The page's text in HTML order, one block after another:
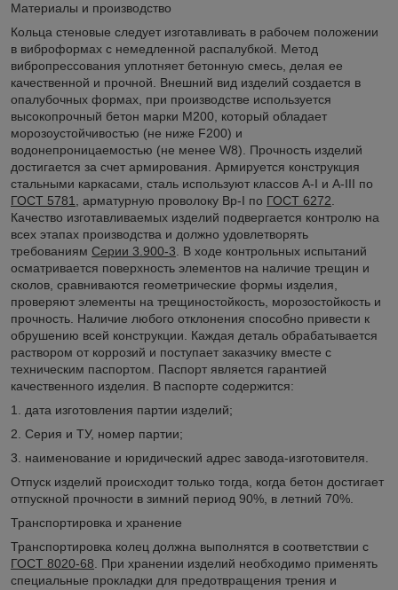
Материалы и производство
Кольца стеновые следует изготавливать в рабочем положении
в виброформах с немедленной распалубкой. Метод
вибропрессования уплотняет бетонную смесь, делая ее
качественной и прочной. Внешний вид изделий создается в
опалубочных формах, при производстве используется
высокопрочный бетон марки М200, который обладает
морозоустойчивостью (не ниже F200) и
водонепроницаемостью (не менее W8). Прочность изделий
достигается за счет армирования. Армируется конструкция
стальными каркасами, сталь используют классов A-I и A-III по
ГОСТ 5781, арматурную проволоку Bp-I по ГОСТ 6272.
Качество изготавливаемых изделий подвергается контролю на
всех этапах производства и должно удовлетворять
требованиям Серии 3.900-3. В ходе контрольных испытаний
осматривается поверхность элементов на наличие трещин и
сколов, сравниваются геометрические формы изделия,
проверяют элементы на трещиностойкость, морозостойкость и
прочность. Наличие любого отклонения способно привести к
обрушению всей конструкции. Каждая деталь обрабатывается
раствором от коррозий и поступает заказчику вместе с
техническим паспортом. Паспорт является гарантией
качественного изделия. В паспорте содержится:
1. дата изготовления партии изделий;
2. Серия и ТУ, номер партии;
3. наименование и юридический адрес завода-изготовителя.
Отпуск изделий происходит только тогда, когда бетон достигает
отпускной прочности в зимний период 90%, в летний 70%.
Транспортировка и хранение
Транспортировка колец должна выполнятся в соответствии с
ГОСТ 8020-68. При хранении изделий необходимо применять
специальные прокладки для предотвращения трения и